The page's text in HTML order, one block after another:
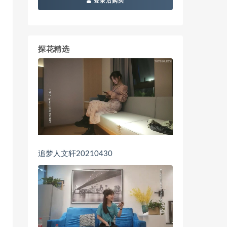
探花精选
追梦人文轩20210430